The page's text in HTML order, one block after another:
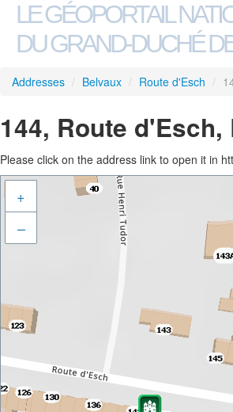
LE GÉOPORTAIL
DU GRAND-DUCHÉ
Addresses / Belvaux / Route d'Esch /
144, Route
Please click on the address link to open it in
+
–